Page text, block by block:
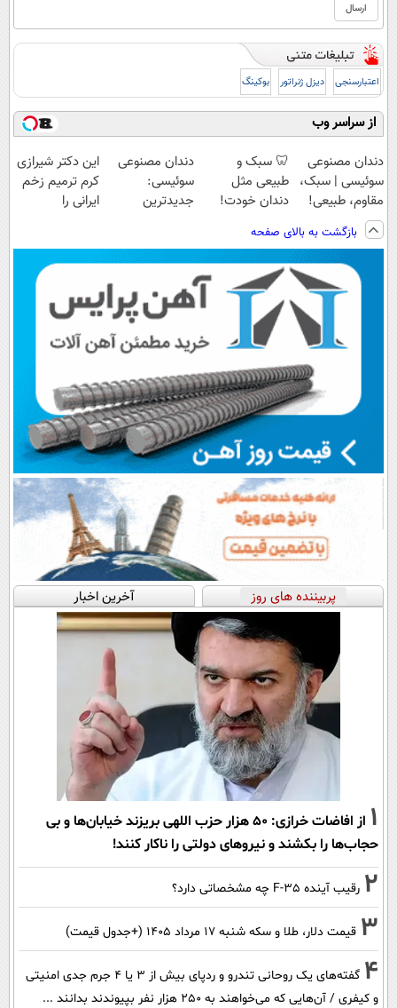
اعتبارسنجی دیزل ژنراتور بوکینگ
از سراسر وب
دندان مصنوعی
سوئیسی | سبک،
مقاوم، طبیعی!
ویزیت
رایگان+پرداخت
اقساطی😍
🦷 سبک و
طبیعی مثل
دندان خودت!
پرداخت اقساطی
💳 📍 تهران
دندان مصنوعی
سوئیسی:
جدیدترین
پرداخت قسطی
این دکتر شیرازی
کرم ترمیم زخم
ایرانی را
بازگشت به بالای صفحه
پربیننده های روز آخرین اخبار
1
از افاضات خرازی: ۵۰ هزار حزب اللهی بریزند خیابان‌ها و بی
حجاب‌ها را بکشند و نیرو‌های دولتی را ناکار کنند!
2 رقیب آینده F-35 چه مشخصاتی دارد؟
3 قیمت دلار، طلا و سکه شنبه ۱۷ مرداد ۱۴۰۵ (+جدول قیمت)
4
گفته‌های یک روحانی تندرو و ردپای بیش از ۳ یا ۴ جرم جدی امنیتی
و کیفری / آن‌هایی که می‌خواهند به ۲۵۰ هزار نفر بپیوندند بدانند ...